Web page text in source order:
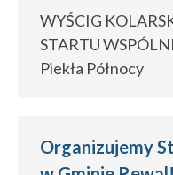
WYŚCIG
STARTU
Piekła Północy
Organizujemy